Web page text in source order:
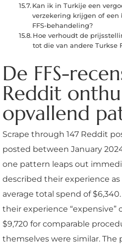
Kan ik in Turkije een
verzekering krijgen of een
FFS-behandeling?
Hoe verhoudt de
tot die van andere Turkse
De FFS-
Reddit
opvallend
Scrape through 147 Reddit
posted between January
one pattern leaps out
described their experience as
average total spend of
their experience “expensive”
$9,720 for comparable
themselves were similar. The